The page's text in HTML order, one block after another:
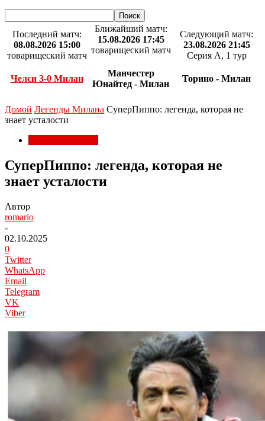
Последний матч:
08.08.2026 15:00
товарищеский матч
Челси 3-0 Милан
Ближайший матч:
15.08.2026 17:45
товарищеский матч
Манчестер
Юнайтед - Милан
Следующий матч:
23.08.2026 21:45
Серия А, 1 тур
Торино - Милан
Домой Легенды Милана СуперПиппо: легенда, которая не
знает усталости
СуперПиппо: легенда, которая не
знает усталости
Автор
romario
-
02.10.2025
0
Twitter
WhatsApp
Email
Telegram
VK
Viber